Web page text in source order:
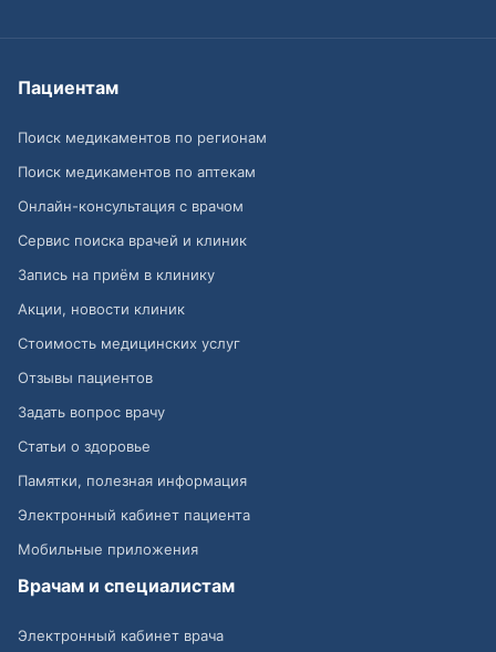
Пациентам
Поиск медикаментов по регионам
Поиск медикаментов по аптекам
Онлайн-консультация с врачом
Сервис поиска врачей и клиник
Запись на приём в клинику
Акции, новости клиник
Стоимость медицинских услуг
Отзывы пациентов
Задать вопрос врачу
Статьи о здоровье
Памятки, полезная информация
Электронный кабинет пациента
Мобильные приложения
Врачам и специалистам
Электронный кабинет врача